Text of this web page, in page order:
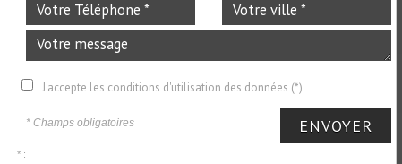
J'accepte les conditions d'utilisation des données (*)
* Champs obligatoires ENVOYER
* :